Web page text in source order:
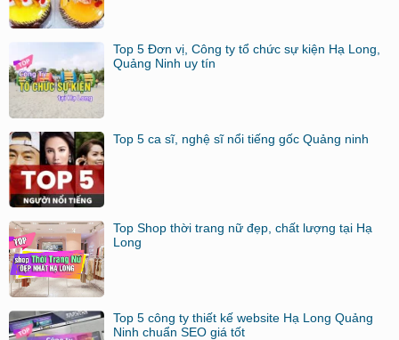
Top 5 Đơn vị, Công ty tổ chức sự kiện Hạ Long,
Quảng Ninh uy tín
Top 5 ca sĩ, nghệ sĩ nổi tiếng gốc Quảng ninh
Top Shop thời trang nữ đẹp, chất lượng tại Hạ
Long
Top 5 công ty thiết kế website Hạ Long Quảng
Ninh chuẩn SEO giá tốt